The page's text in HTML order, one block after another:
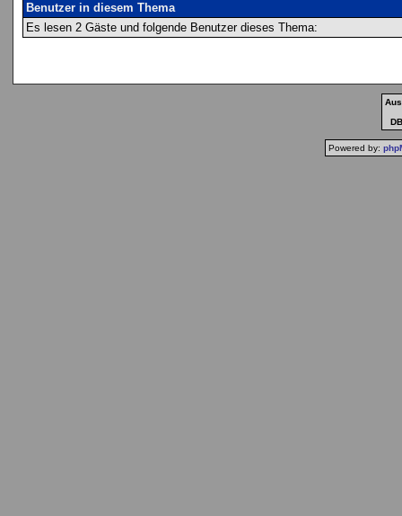
Benutzer in diesem Thema
Es lesen 2 Gäste und folgende Benutzer dieses Thema:
Powered by: